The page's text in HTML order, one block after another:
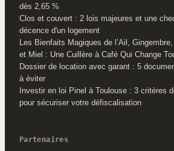
dès 2,65 %
Clos et couvert : 2 lois majeures et une
décence d'un logement
Les Bienfaits Magiques de l’Ail,
et Miel : Une Cuillère à Café Qui Change
Dossier de location avec garant : 5
à éviter
Investir en loi Pinel à Toulouse : 3 critères
pour sécuriser votre défiscalisation
Partenaires